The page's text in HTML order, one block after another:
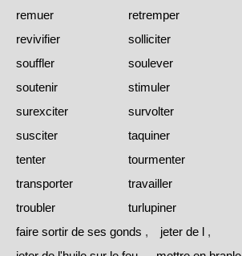
remuer
retremper
revivifier
solliciter
souffler
soulever
soutenir
stimuler
surexciter
survolter
susciter
taquiner
tenter
tourmenter
transporter
travailler
troubler
turlupiner
faire sortir de ses gonds , jeter de l ,